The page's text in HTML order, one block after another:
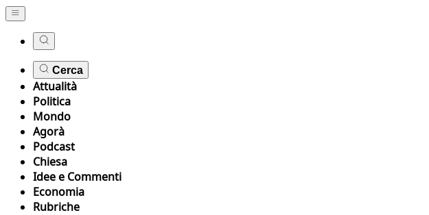
Cerca
Attualità
Politica
Mondo
Agorà
Podcast
Chiesa
Idee e Commenti
Economia
Rubriche